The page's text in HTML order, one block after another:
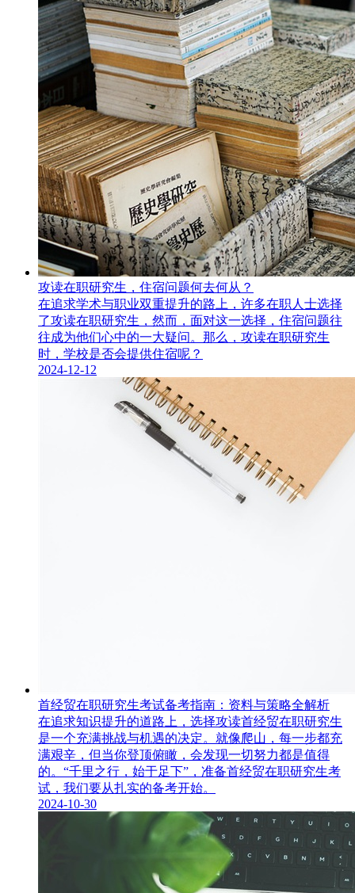
攻读在职研究生，住宿问题何去何从？
在追求学术与职业双重提升的路上，许多在职人士选择
了攻读在职研究生​，然而，面对这一选择，住宿问题往
往成为他们心中的一大疑问。那么，攻读在职研究生
时，学校是否会提供住宿呢？
2024-12-12
首经贸在职研究生考试备考指南：资料与策略全解析
在追求知识提升的道路上，选择攻读首经贸在职研究生
是一个充满挑战与机遇的决定。就像爬山，每一步都充
满艰辛，但当你登顶俯瞰，会发现一切努力都是值得
的。“千里之行，始于足下”，准备首经贸在职研究生考
试，我们要从扎实的备考开始。
2024-10-30